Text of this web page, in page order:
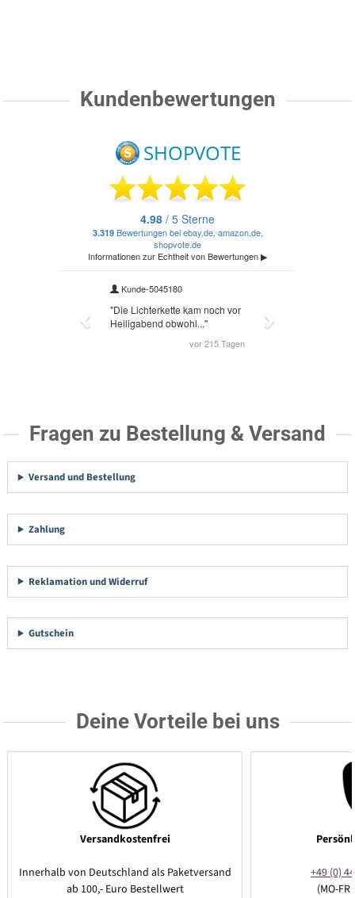
Kundenbewertungen
Fragen zu Bestellung & Versand
Versand und Bestellung
Zahlung
Reklamation und Widerruf
Gutschein
Deine Vorteile bei uns
Versandkostenfrei
Innerhalb von Deutschland als Paketversand
ab 100,- Euro Bestellwert
+49 (0)
(MO-